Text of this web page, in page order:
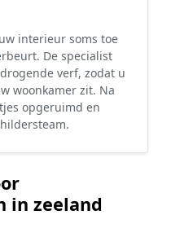
interieur soms toe
De specialist
verf, zodat u
woonkamer zit. Na
opgeruimd en
in zeeland